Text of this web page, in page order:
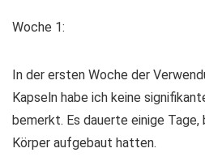
Woche 1:
In der ersten Woche der
Kapseln habe ich keine
bemerkt. Es dauerte einige
Körper aufgebaut hatten.